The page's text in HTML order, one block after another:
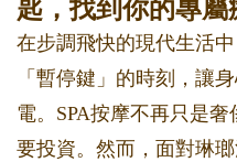
匙，找到你的專屬
在步調飛快的現代生活
「暫停鍵」的時刻，讓
電。SPA按摩不再只是
要投資。然而，面對琳